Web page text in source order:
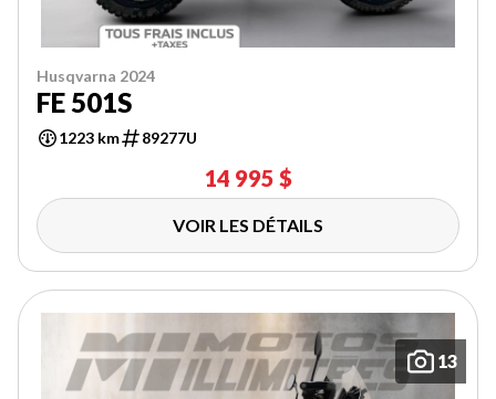
Husqvarna 2024
FE 501S
1223 km 89277U
14 995 $
VOIR LES DÉTAILS
13